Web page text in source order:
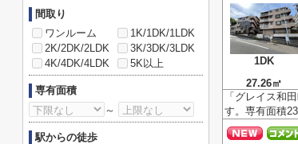
1DK
27.26㎡
「グレイス和
す。専有面積
間取り
ワンルーム
1K/1DK/1LDK
2K/2DK/2LDK
3K/3DK/3LDK
4K/4DK/4LDK
5K以上
専有面積
～
駅からの徒歩